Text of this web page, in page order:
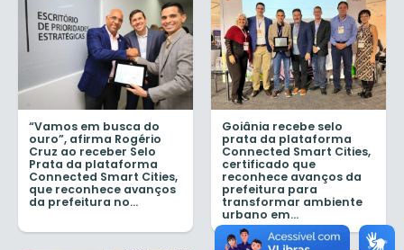
“Vamos em busca do
ouro”, afirma Rogério
Cruz ao receber Selo
Prata da plataforma
Connected Smart Cities,
que reconhece avanços
da prefeitura no...
Goiânia recebe selo
prata da plataforma
Connected Smart Cities,
certificado que
reconhece avanços da
prefeitura para
transformar ambiente
urbano em...